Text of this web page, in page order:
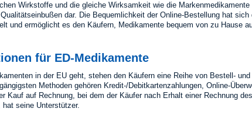
Wirkstoffe und die gleiche Wirksamkeit wie die Markenmedikamente
dar. Die Bequemlichkeit der Online-Bestellung hat sich
und ermöglicht es den Käufern, Medikamente bequem von zu Hause
für ED-Medikamente
in der EU geht, stehen den Käufern eine Reihe von Bestell- und
Methoden gehören Kredit-/Debitkartenzahlungen, Online-
Kauf auf Rechnung, bei dem der Käufer nach Erhalt einer Rechnung des
seine Unterstützer.